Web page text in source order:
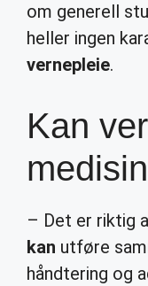
om generell
heller ingen
vernepleie.
Kan
– Det er riktig
kan utføre
håndtering og